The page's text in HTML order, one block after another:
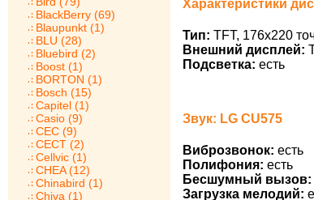
BlackBerry (69)
Blaupunkt (1)
BLU (28)
Bluebird (2)
Boost (1)
BORTON (1)
Bosch (15)
Capitel (1)
Casio (9)
CEC (9)
CECT (2)
Cellvic (1)
CHEA (12)
Chinabird (1)
Chiva (1)
Характеристики
Тип: TFT, 176x220
Внешний дисплей:
Подсветка: есть
Звук: LG CU575
Виброзвонок: есть
Полифония: есть
Бесшумный вызов:
Загрузка мелодий: